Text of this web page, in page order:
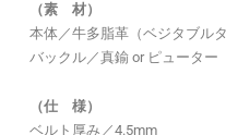
（素 材）
本体／牛多脂革（ベジタブル
バックル／真鍮 or ピューター
（仕 様）
ベルト厚み／4.5mm